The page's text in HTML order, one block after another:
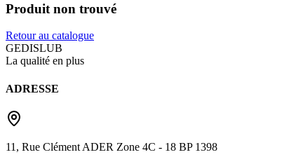
Produit non trouvé
Retour au catalogue
GEDISLUB
La qualité en plus
ADRESSE
11, Rue Clément ADER Zone 4C - 18 BP 1398